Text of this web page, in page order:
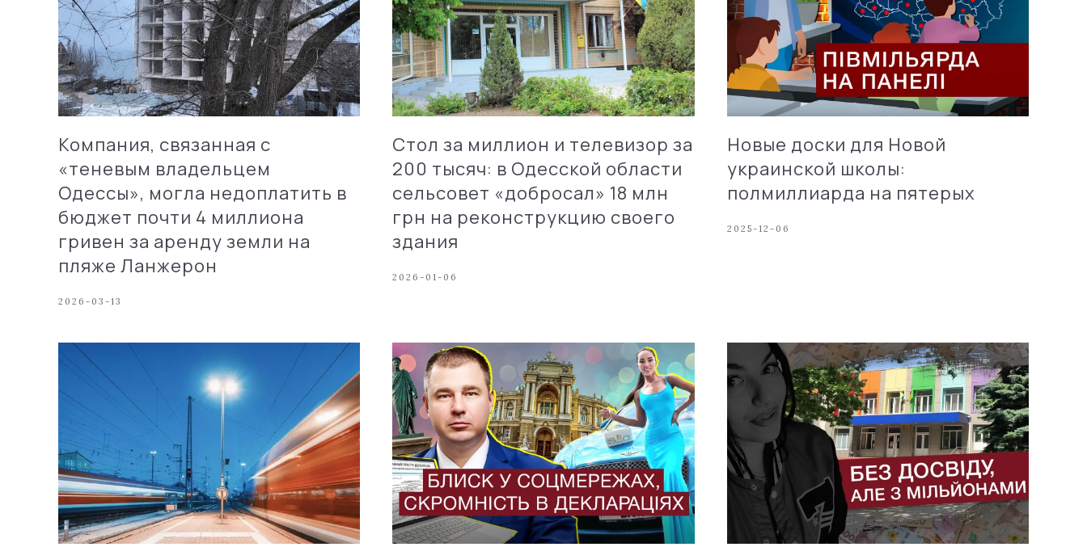
Компания, связанная с
«теневым владельцем
Одессы», могла недоплатить в
бюджет почти 4 миллиона
гривен за аренду земли на
пляже Ланжерон
2026-03-13
Стол за миллион и телевизор за
200 тысяч: в Одесской области
сельсовет «добросал» 18 млн
грн на реконструкцию своего
здания
2026-01-06
Новые доски для Новой
украинской школы:
полмиллиарда на пятерых
2025-12-06